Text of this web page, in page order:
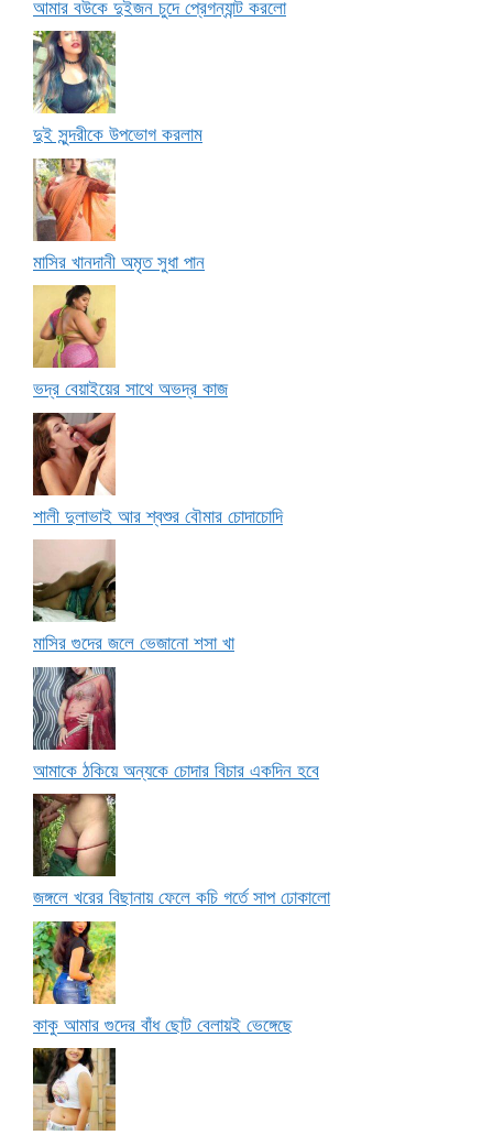
আমার বউকে দুইজন চুদে প্রেগন্যান্ট করলো
দুই সুন্দরীকে উপভোগ করলাম
মাসির খানদানী অমৃত সুধা পান
ভদ্র বেয়াইয়ের সাথে অভদ্র কাজ
শালী দুলাভাই আর শ্বশুর বৌমার চোদাচোদি
মাসির গুদের জলে ভেজানো শসা খা
আমাকে ঠকিয়ে অন্যকে চোদার বিচার একদিন হবে
জঙ্গলে খরের বিছানায় ফেলে কচি গর্তে সাপ ঢোকালো
কাকু আমার গুদের বাঁধ ছোট বেলায়ই ভেঙ্গেছে